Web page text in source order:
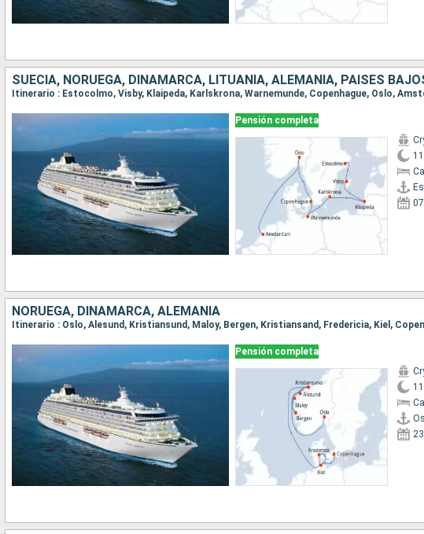
SUECIA, NORUEGA, DINAMARCA, LITUANIA, ALEMANIA, PAISES
Itinerario : Estocolmo, Visby, Klaipeda, Karlskrona, Warnemunde, Copenhague, Oslo,
Pensión completa
NORUEGA, DINAMARCA, ALEMANIA
Itinerario : Oslo, Alesund, Kristiansund, Maloy, Bergen, Kristiansand, Fredericia, Kiel,
Pensión completa